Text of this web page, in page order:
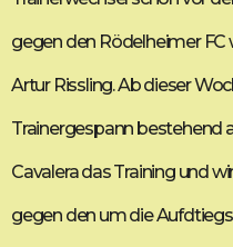
gegen den Rödelheimer FC
Artur Rissling. Ab dieser
Trainergespann bestehend
Cavalera das Training und
gegen den um die